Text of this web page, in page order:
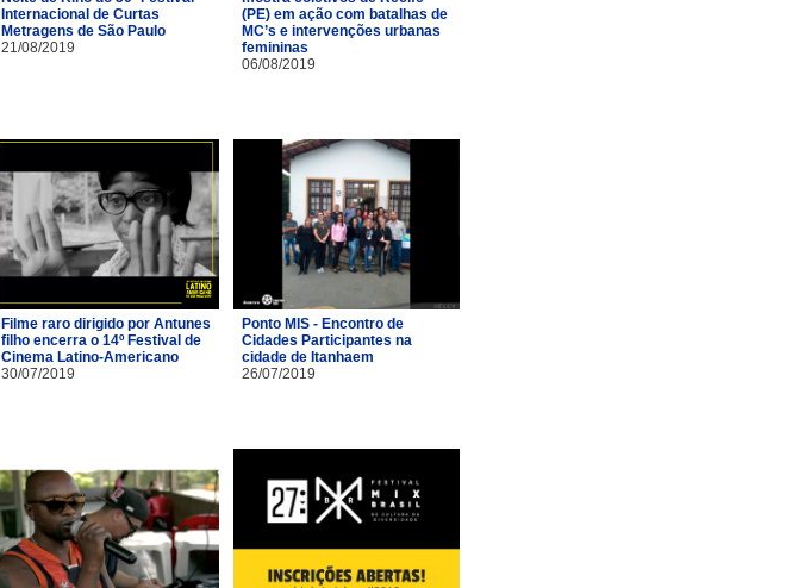
Internacional de Curtas
Metragens de São Paulo
21/08/2019
(PE) em ação com batalhas de
MC’s e intervenções urbanas
femininas
06/08/2019
Filme raro dirigido por Antunes
filho encerra o 14º Festival de
Cinema Latino-Americano
30/07/2019
Ponto MIS - Encontro de
Cidades Participantes na
cidade de Itanhaem
26/07/2019